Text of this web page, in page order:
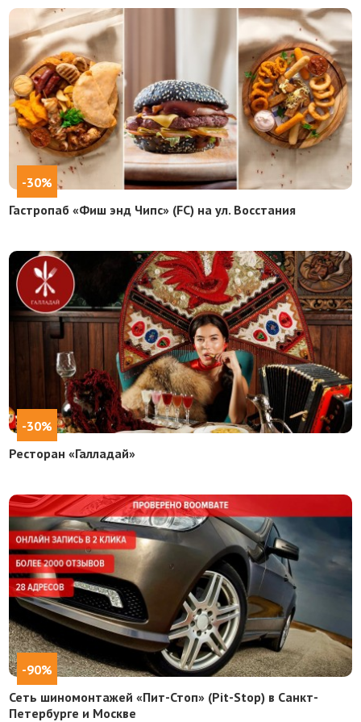
-30%
Гастропаб «Фиш энд Чипс» (FC) на ул. Восстания
-30%
Ресторан «Галладай»
-90%
Сеть шиномонтажей «Пит-Стоп» (Pit-Stop) в Санкт-
Петербурге и Москве